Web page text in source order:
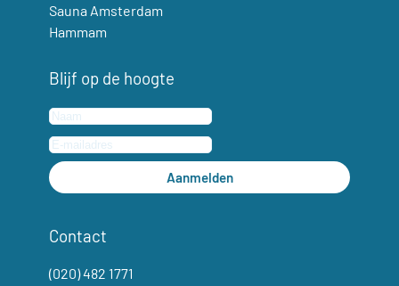
Sauna Amsterdam
Hammam
Blijf op de hoogte
Aanmelden
Contact
(020) 482 1771